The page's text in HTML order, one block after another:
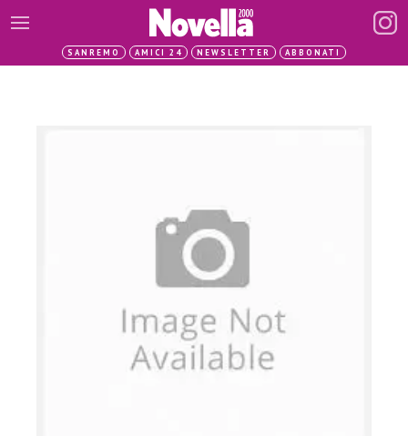
SANREMO AMICI 24 NEWSLETTER ABBONATI